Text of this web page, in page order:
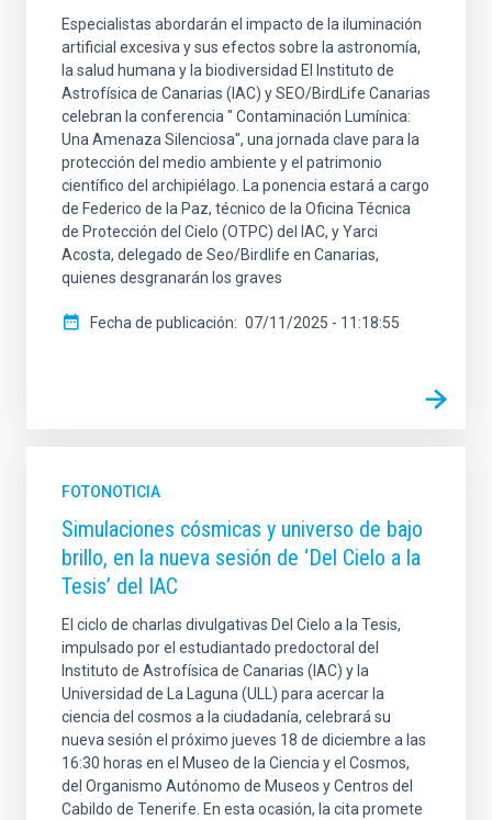
Especialistas abordarán el impacto de la iluminación
artificial excesiva y sus efectos sobre la astronomía,
la salud humana y la biodiversidad El Instituto de
Astrofísica de Canarias (IAC) y SEO/BirdLife Canarias
celebran la conferencia " Contaminación Lumínica:
Una Amenaza Silenciosa", una jornada clave para la
protección del medio ambiente y el patrimonio
científico del archipiélago. La ponencia estará a cargo
de Federico de la Paz, técnico de la Oficina Técnica
de Protección del Cielo (OTPC) del IAC, y Yarci
Acosta, delegado de Seo/Birdlife en Canarias,
quienes desgranarán los graves
Fecha de publicación 07/11/2025 - 11:18:55
FOTONOTICIA
Simulaciones cósmicas y universo de bajo
brillo, en la nueva sesión de ‘Del Cielo a la
Tesis’ del IAC
El ciclo de charlas divulgativas Del Cielo a la Tesis,
impulsado por el estudiantado predoctoral del
Instituto de Astrofísica de Canarias (IAC) y la
Universidad de La Laguna (ULL) para acercar la
ciencia del cosmos a la ciudadanía, celebrará su
nueva sesión el próximo jueves 18 de diciembre a las
16:30 horas en el Museo de la Ciencia y el Cosmos,
del Organismo Autónomo de Museos y Centros del
Cabildo de Tenerife. En esta ocasión, la cita promete